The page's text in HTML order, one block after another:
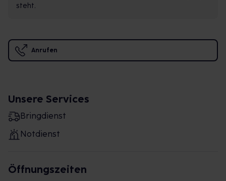
steht.
Anrufen
Unsere Services
Bringdienst
Notdienst
Öffnungszeiten